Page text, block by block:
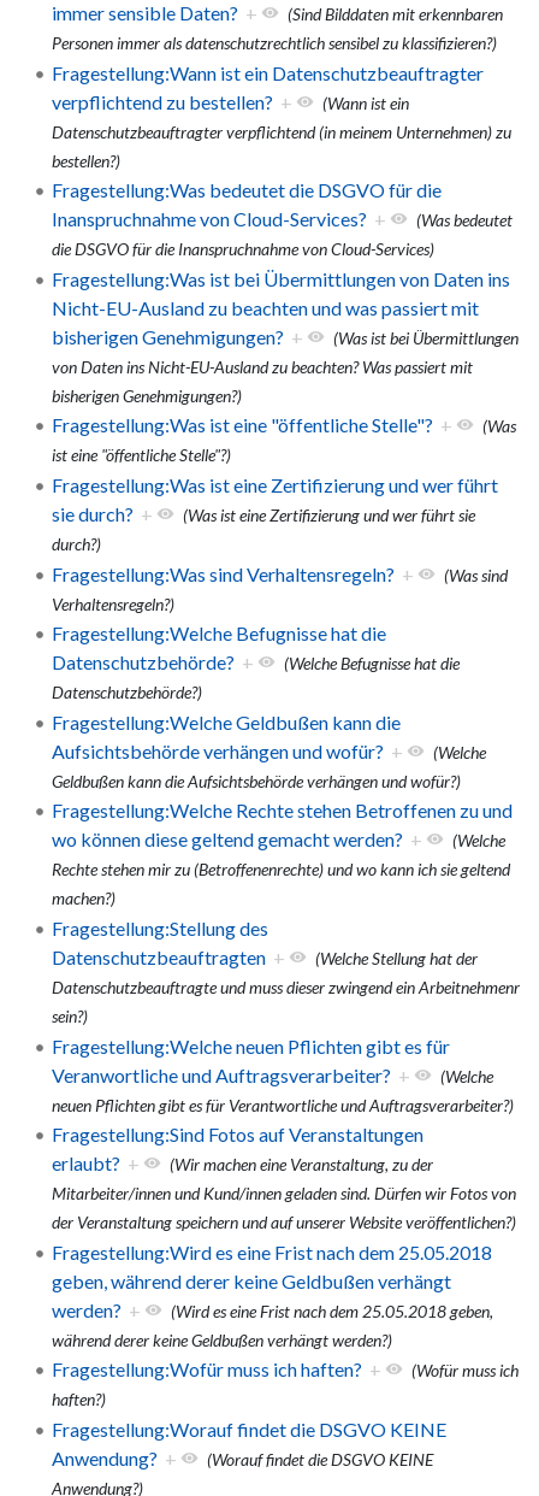
immer sensible Daten? +
(Sind Bilddaten mit erkennbaren
Personen immer als datenschutzrechtlich sensibel zu klassifizieren?)
Fragestellung:Wann ist ein Datenschutzbeauftragter
verpflichtend zu bestellen? +
(Wann ist ein
Datenschutzbeauftragter verpflichtend (in meinem Unternehmen) zu
bestellen?)
Fragestellung:Was bedeutet die DSGVO für die
Inanspruchnahme von Cloud-Services? +
(Was bedeutet
die DSGVO für die Inanspruchnahme von Cloud-Services)
Fragestellung:Was ist bei Übermittlungen von Daten ins
Nicht-EU-Ausland zu beachten und was passiert mit
bisherigen Genehmigungen? +
(Was ist bei Übermittlungen
von Daten ins Nicht-EU-Ausland zu beachten? Was passiert mit
bisherigen Genehmigungen?)
Fragestellung:Was ist eine "öffentliche Stelle"? +
(Was
ist eine "öffentliche Stelle"?)
Fragestellung:Was ist eine Zertifizierung und wer führt
sie durch? +
(Was ist eine Zertifizierung und wer führt sie
durch?)
Fragestellung:Was sind Verhaltensregeln? +
(Was sind
Verhaltensregeln?)
Fragestellung:Welche Befugnisse hat die
Datenschutzbehörde? +
(Welche Befugnisse hat die
Datenschutzbehörde?)
Fragestellung:Welche Geldbußen kann die
Aufsichtsbehörde verhängen und wofür? +
(Welche
Geldbußen kann die Aufsichtsbehörde verhängen und wofür?)
Fragestellung:Welche Rechte stehen Betroffenen zu und
wo können diese geltend gemacht werden? +
(Welche
Rechte stehen mir zu (Betroffenenrechte) und wo kann ich sie geltend
machen?)
Fragestellung:Stellung des
Datenschutzbeauftragten +
(Welche Stellung hat der
Datenschutzbeauftragte und muss dieser zwingend ein Arbeitnehmenr
sein?)
Fragestellung:Welche neuen Pflichten gibt es für
Veranwortliche und Auftragsverarbeiter? +
(Welche
neuen Pflichten gibt es für Verantwortliche und Auftragsverarbeiter?)
Fragestellung:Sind Fotos auf Veranstaltungen
erlaubt? +
(Wir machen eine Veranstaltung, zu der
Mitarbeiter/innen und Kund/innen geladen sind. Dürfen wir Fotos von
der Veranstaltung speichern und auf unserer Website veröffentlichen?)
Fragestellung:Wird es eine Frist nach dem 25.05.2018
geben, während derer keine Geldbußen verhängt
werden? +
(Wird es eine Frist nach dem 25.05.2018 geben,
während derer keine Geldbußen verhängt werden?)
Fragestellung:Wofür muss ich haften? +
(Wofür muss ich
haften?)
Fragestellung:Worauf findet die DSGVO KEINE
Anwendung? +
(Worauf findet die DSGVO KEINE
Anwendung?)